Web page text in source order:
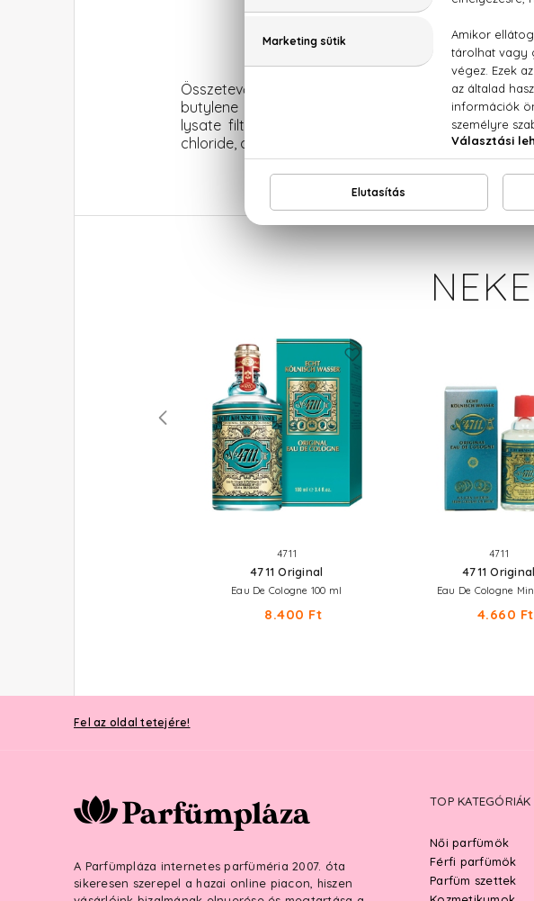
Összetevők: aqua, sodium coco-sulfate, glycerin,
butylene glycol, laureth-3, hydroxyethylcellulose,
lysate filtrate, avena sativa kernel extract,
chloride, citric acid, benzyl alcohol, sodium
4711
4711 Original
Eau De Cologne 100 ml
8.400 Ft
4711
4711 Original
Eau De Cologne
4.660 Ft
Fel az oldal tetejére!
A Parfümpláza internetes parfüméria 2007. óta
sikeresen szerepel a hazai online piacon, hiszen
TOP KATEGÓRIÁK
Női parfümök
Férfi parfümök
Parfüm szettek